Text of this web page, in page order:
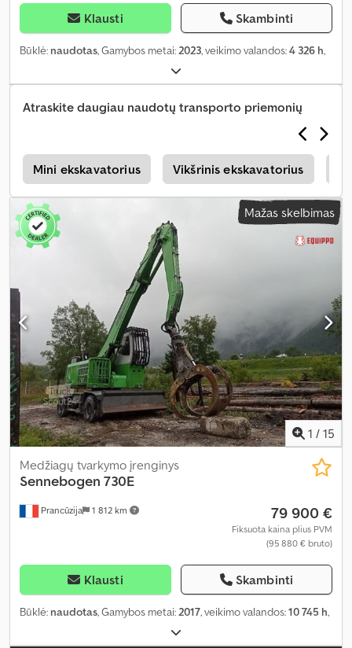
Klausti Skambinti
Būklė: naudotas, Gamybos metai:2023, veikimo valandos:4 326 h,
Atraskite daugiau naudotų transporto priemonių
Mini ekskavatorius Vikšrinis ekskavatorius
Mažas skelbimas
1 / 15
Prancūzija 1 812 km
Medžiagų tvarkymo įrenginys
Sennebogen 730E
79 900 €
Fiksuota kaina plius PVM
(95 880 € bruto)
Klausti Skambinti
Būklė: naudotas, Gamybos metai:2017, veikimo valandos:10 745 h,